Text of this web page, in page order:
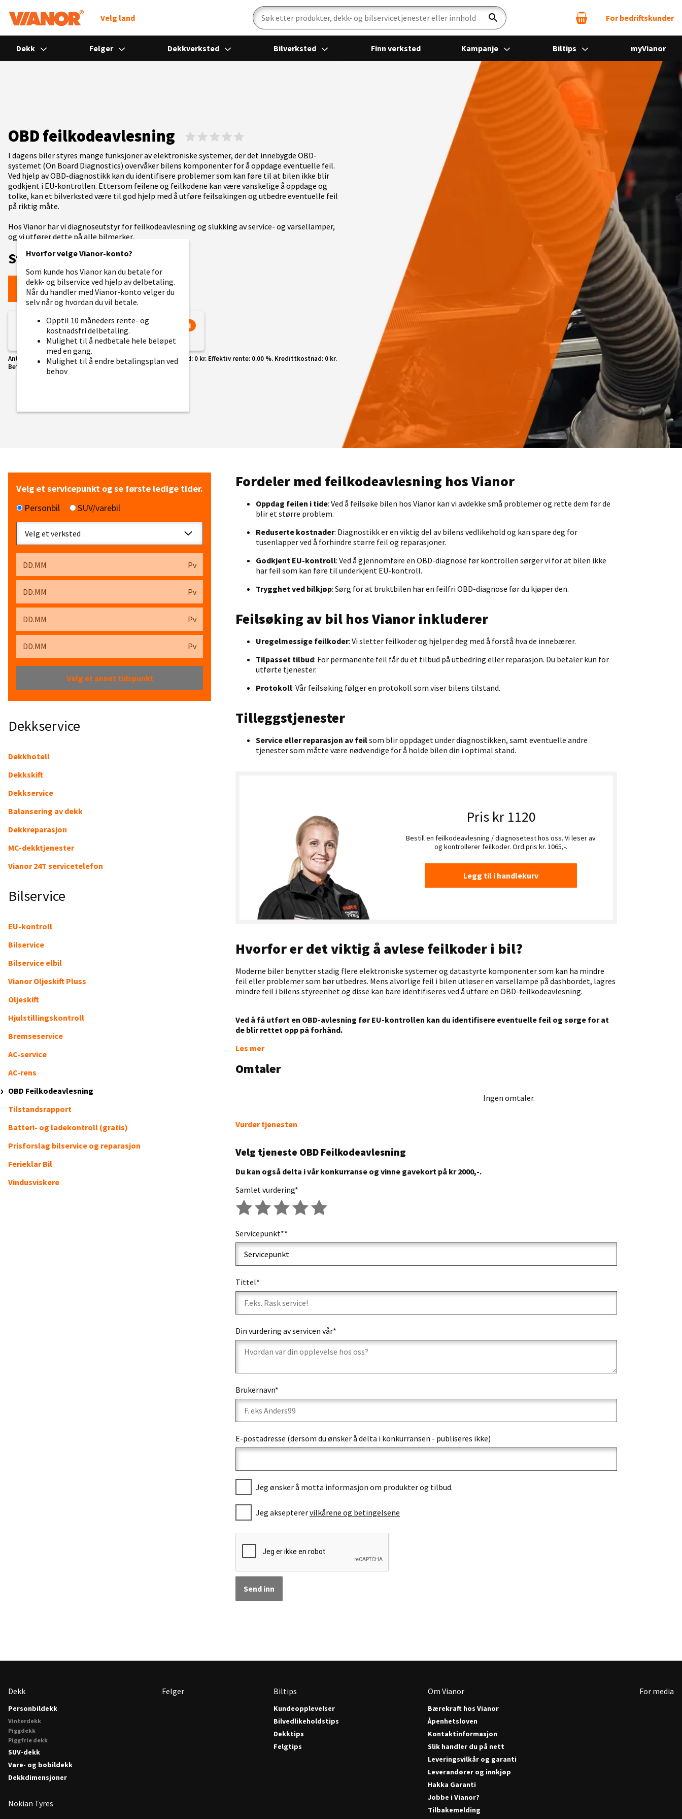
Velg land Søk For bedriftskunder
Dekk Felger Dekkverksted Bilverksted Finn verksted Kampanje Biltips myVianor
OBD feilkodeavlesning
I dagens biler styres mange funksjoner av elektroniske systemer, der det innebygde OBD-
systemet (On Board Diagnostics) overvåker bilens komponenter for å oppdage eventuelle feil.
Ved hjelp av OBD-diagnostikk kan du identifisere problemer som kan føre til at bilen ikke blir
godkjent i EU-kontrollen. Ettersom feilene og feilkodene kan være vanskelige å oppdage og
tolke, kan et bilverksted være til god hjelp med å utføre feilsøkingen og utbedre eventuelle feil
på riktig måte.
Hos Vianor har vi diagnoseutstyr for feilkodeavlesning og slukking av service- og varsellamper,
og vi utfører dette på alle bilmerker.
Startpris fra 1120kr
Legg til i handlekurv
fra 112 kr/mnd, 10 mnd i
Hvorfor velge Vianor-konto?
Som kunde hos Vianor kan du betale for
dekk- og bilservice ved hjelp av delbetaling.
Når du handler med Vianor-konto velger du
selv når og hvordan du vil betale.
Opptil 10 måneders rente- og
kostnadsfri delbetaling.
Mulighet til å nedbetale hele beløpet
med en gang.
Mulighet til å endre betalingsplan ved
behov
Opptil 10 måneders kostnadsfri kreditt.
Antall mnd: 10 mnd. Årlig rente: 0.00 %. Kostnader per månad: 0 kr. Effektiv rente: 0.00 %. Kredittkostnad: 0 kr.
Betal totalt: 1120 kr.
Velg et servicepunkt og se første ledige tider.
Personbil
SUV/varebil
Velg et verksted
DD.MM Pv
DD.MM Pv
DD.MM Pv
DD.MM Pv
Velg et annet tidspunkt
Dekkservice
Dekkhotell
Dekkskift
Dekkservice
Balansering av dekk
Dekkreparasjon
MC-dekktjenester
Vianor 24T servicetelefon
Bilservice
EU-kontroll
Bilservice
Bilservice elbil
Vianor Oljeskift Pluss
Oljeskift
Hjulstillingskontroll
Bremseservice
AC-service
AC-rens
OBD Feilkodeavlesning
Tilstandsrapport
Batteri- og ladekontroll (gratis)
Prisforslag bilservice og reparasjon
Ferieklar Bil
Vindusviskere
Fordeler med feilkodeavlesning hos Vianor
Oppdag feilen i tide: Ved å feilsøke bilen hos Vianor kan vi avdekke små problemer og rette dem før de
blir et større problem.
Reduserte kostnader: Diagnostikk er en viktig del av bilens vedlikehold og kan spare deg for
tusenlapper ved å forhindre større feil og reparasjoner.
Godkjent EU-kontroll: Ved å gjennomføre en OBD-diagnose før kontrollen sørger vi for at bilen ikke
har feil som kan føre til underkjent EU-kontroll.
Trygghet ved bilkjøp: Sørg for at bruktbilen har en feilfri OBD-diagnose før du kjøper den.
Feilsøking av bil hos Vianor inkluderer
Uregelmessige feilkoder: Vi sletter feilkoder og hjelper deg med å forstå hva de innebærer.
Tilpasset tilbud: For permanente feil får du et tilbud på utbedring eller reparasjon. Du betaler kun for
utførte tjenester.
Protokoll: Vår feilsøking følger en protokoll som viser bilens tilstand.
Tilleggstjenester
Service eller reparasjon av feilsom blir oppdaget under diagnostikken, samt eventuelle andre
tjenester som måtte være nødvendige for å holde bilen din i optimal stand.
Pris kr 1120
Bestill en feilkodeavlesning / diagnosetest hos oss. Vi leser av
og kontrollerer feilkoder. Ord.pris kr. 1065,-.
Legg til i handlekurv
Hvorfor er det viktig å avlese feilkoder i bil?
Moderne biler benytter stadig flere elektroniske systemer og datastyrte komponenter som kan ha mindre
feil eller problemer som bør utbedres. Mens alvorlige feil i bilen utløser en varsellampe på dashbordet, lagres
mindre feil i bilens styreenhet og disse kan bare identifiseres ved å utføre en OBD-feilkodeavlesning.
Ved å få utført en OBD-avlesning før EU-kontrollen kan du identifisere eventuelle feil og sørge for at
de blir rettet opp på forhånd.
Les mer
Omtaler
Ingen omtaler.
Vurder tjenesten
Velg tjeneste OBD Feilkodeavlesning
Du kan også delta i vår konkurranse og vinne gavekort på kr 2000,-.
Samlet vurdering*
Dårlig Mindre braGjennomsnittlig
Bra
Servicepunkt**
Tittel*
Din vurdering av servicen vår*
Brukernavn*
E-postadresse (dersom du ønsker å delta i konkurransen - publiseres ikke)
Jeg ønsker å motta informasjon om produkter og tilbud.
Jeg aksepterervilkårene og betingelsene
Send inn
Dekk
Personbildekk
Vinterdekk
Piggdekk
Piggfrie dekk
SUV-dekk
Vare- og bobildekk
Dekkdimensjoner
Nokian Tyres
Felger Biltips
Kundeopplevelser
Bilvedlikeholdstips
Dekktips
Felgtips
Om Vianor
Bærekraft hos Vianor
Åpenhetsloven
Kontaktinformasjon
Slik handler du på nett
Leveringsvilkår og garanti
Leverandører og innkjøp
Hakka Garanti
Jobbe i Vianor?
Tilbakemelding
For media